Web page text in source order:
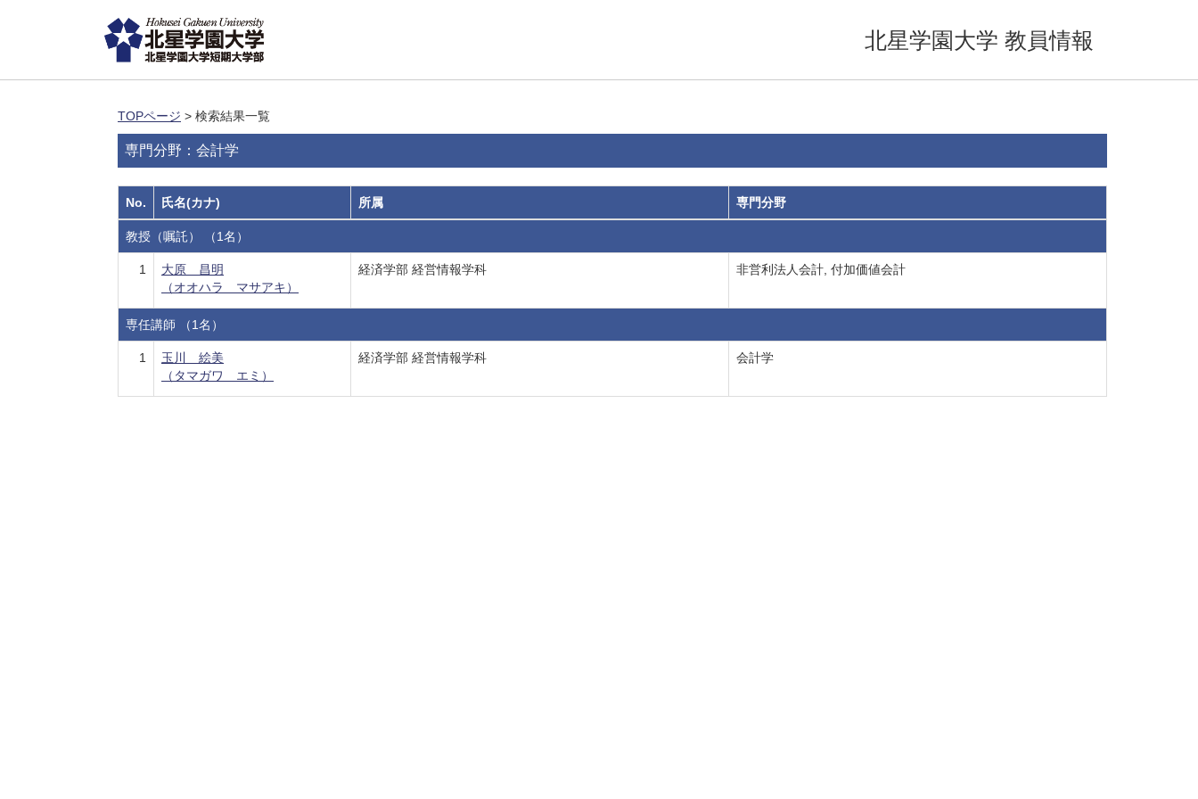
北星学園大学 教員情報
TOPページ > 検索結果一覧
専門分野：会計学
No. 氏名(カナ) 所属 専門分野
教授（嘱託） （1名）
1
大原 昌明
（オオハラ マサアキ）
経済学部 経営情報学科 非営利法人会計, 付加価値会計
専任講師 （1名）
1
玉川 絵美
（タマガワ エミ）
経済学部 経営情報学科 会計学